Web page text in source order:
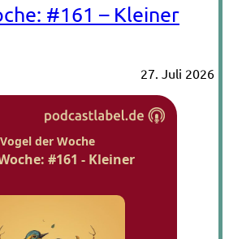
#161 – Kleiner
27. Juli 2026